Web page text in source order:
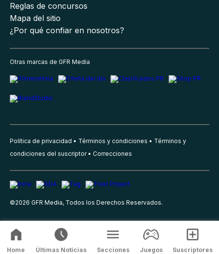
Reglas de concursos
Mapa del sitio
¿Por qué confiar en nosotros?
Otras marcas de GFR Media
Política de privacidad Términos y condiciones
Términos y
condiciones del suscriptor
Correcciones
©2026 GFR Media, Todos los Derechos Reservados.
Home Últimas Noticias Secciones Juegos Suscriptores